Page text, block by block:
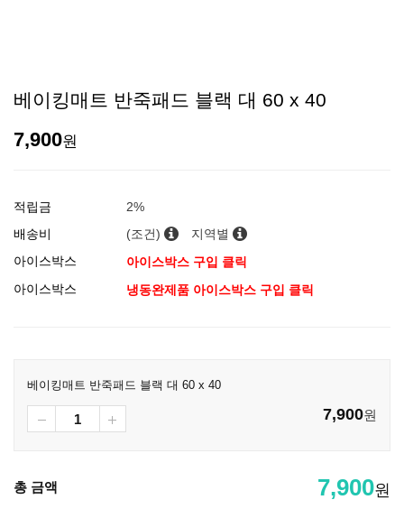
베이킹매트 반죽패드 블랙 대 60 x 40
7,900원
적립금
2%
배송비
(조건)
지역별
아이스박스
아이스박스 구입 클릭
아이스박스
냉동완제품 아이스박스 구입 클릭
베이킹매트 반죽패드 블랙 대 60 x 40
7,900원
총 금액 7,900원